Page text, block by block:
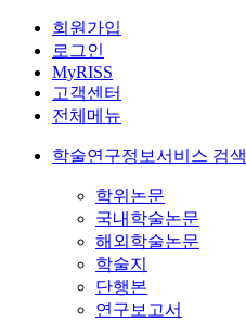
회원가입
로그인
MyRISS
고객센터
전체메뉴
학술연구정보서비스 검색
학위논문
국내학술논문
해외학술논문
학술지
단행본
연구보고서